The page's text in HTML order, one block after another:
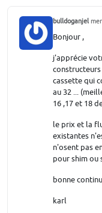
bulldoganjel
Bonjour ,
j'apprécie
cassette qui
au 32 ...
16 ,17 et 18
le prix et la
existantes
n'osent pas
pour shim ou
bonne
karl